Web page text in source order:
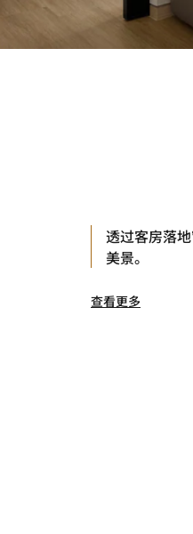
透过客房落
美景。
查看更多